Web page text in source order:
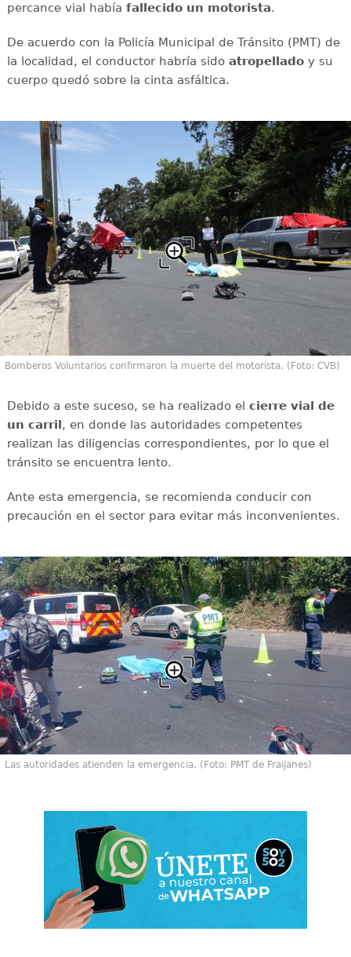
percance vial había fallecido un motorista.
De acuerdo con la Policía Municipal de Tránsito (PMT) de
la localidad, el conductor habría sido atropelladoy su
cuerpo quedó sobre la cinta asfáltica.
Bomberos Voluntarios confirmaron la muerte del motorista. (Foto: CVB)
Debido a este suceso, se ha realizado el cierre vial de
un carril, en donde las autoridades competentes
realizan las diligencias correspondientes, por lo que el
tránsito se encuentra lento.
Ante esta emergencia, se recomienda conducir con
precaución en el sector para evitar más inconvenientes.
Las autoridades atienden la emergencia. (Foto: PMT de Fraijanes)